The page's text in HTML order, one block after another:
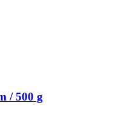
/ 500 g